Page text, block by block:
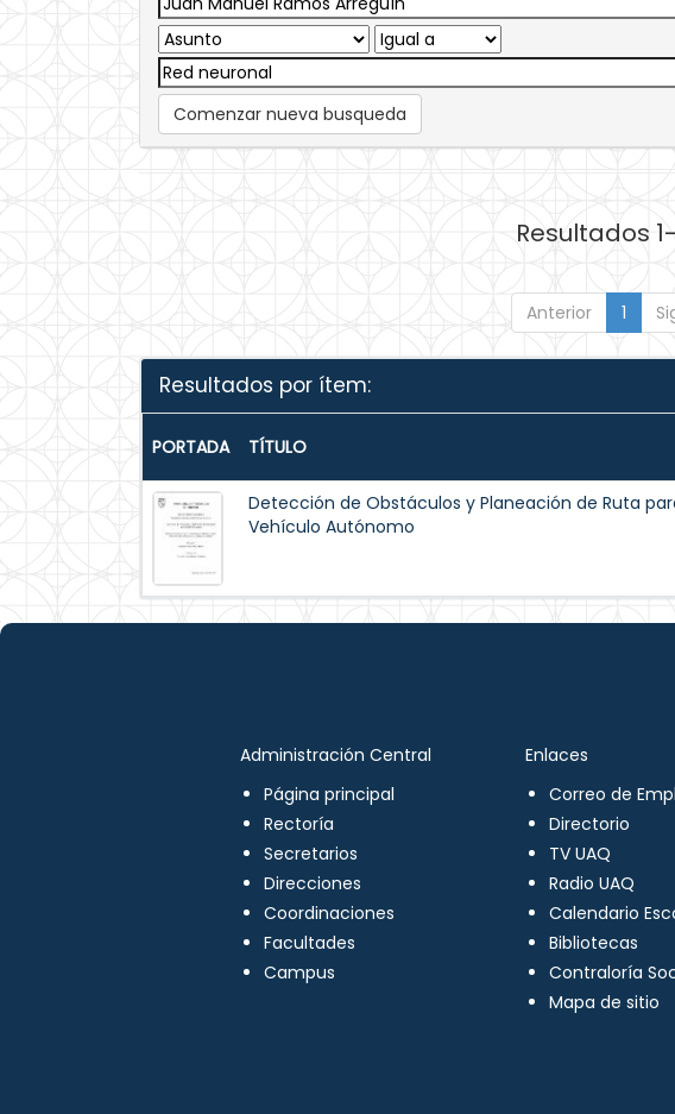
Comenzar nueva busqueda
Resultados 1-
Anterior 1
Resultados por ítem:
PORTADA TÍTULO
Detección de Obstáculos y Planeación de Ruta
Vehículo Autónomo
Administración Central
Página principal
Rectoría
Secretarios
Direcciones
Coordinaciones
Facultades
Campus
Enlaces
Correo de
Directorio
TV UAQ
Radio UAQ
Calendario
Bibliotecas
Contraloría
Mapa de sitio